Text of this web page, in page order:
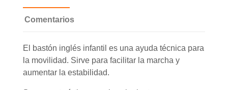
Comentarios
El bastón inglés infantil es una ayuda técnica para
la movilidad. Sirve para facilitar la marcha y
aumentar la estabilidad.